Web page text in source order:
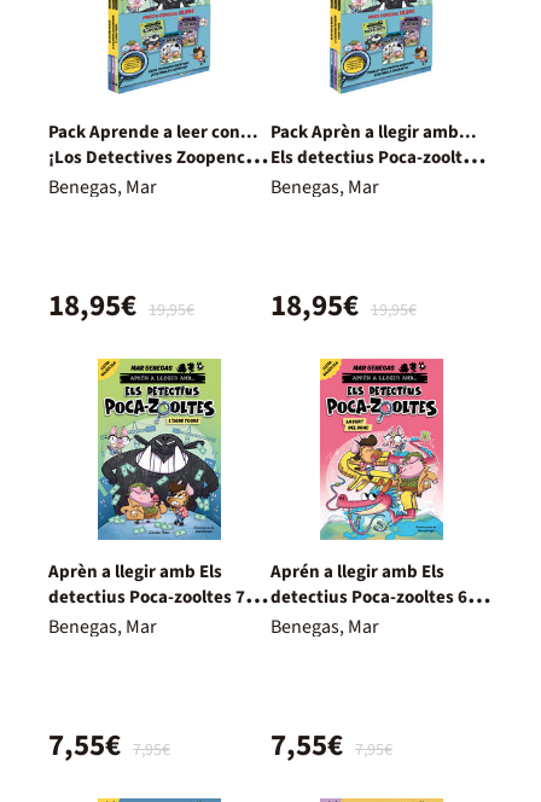
Pack Aprende a leer con...
¡Los Detectives Zoopencos!
7, 8 y 9: En letra MAYÚSCU
Benegas, Mar
19,95€
18,95€
Pack Aprèn a llegir amb...
Els detectius Poca-zooltes!
7,8 i 9: En lletra MAJÚS
Benegas, Mar
19,95€
18,95€
Aprèn a llegir amb Els
detectius Poca-zooltes 7.
L'ogre Togre
Benegas, Mar
7,95€
7,55€
Aprén a llegir amb Els
detectius Poca-zooltes 6.
La sort del drac
Benegas, Mar
7,95€
7,55€